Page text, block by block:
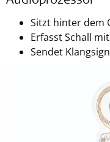
Sitzt hinter dem
Erfasst Schall
Sendet